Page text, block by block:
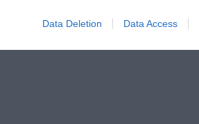
Data Deletion Data Access